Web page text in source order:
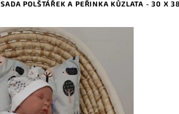
SADA POLŠTÁŘEK A PEŘINKA KŮZLATA - 30 X